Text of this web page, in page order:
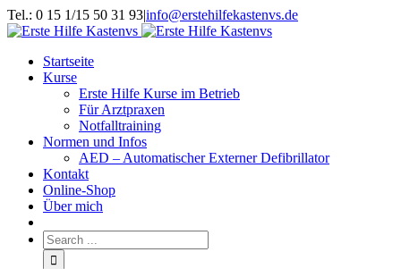
Tel.: 0 15 1/15 50 31 93|info@erstehilfekastenvs.de
Startseite
Kurse
Erste Hilfe Kurse im Betrieb
Für Arztpraxen
Notfalltraining
Normen und Infos
AED – Automatischer Externer Defibrillator
Kontakt
Online-Shop
Über mich